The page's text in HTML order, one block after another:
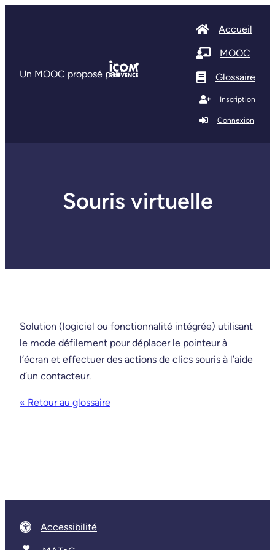
Un MOOC proposé par
Accueil
MOOC
Glossaire
Inscription
Connexion
Souris virtuelle
Solution (logiciel ou fonctionnalité intégrée) utilisant
le mode défilement pour déplacer le pointeur à
l’écran et effectuer des actions de clics souris à l’aide
d’un contacteur.
« Retour au glossaire
Accessibilité